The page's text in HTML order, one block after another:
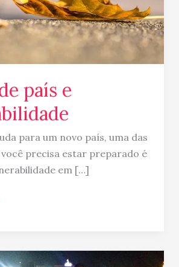
país e
para um novo país, uma das
precisa estar preparado é
em […]